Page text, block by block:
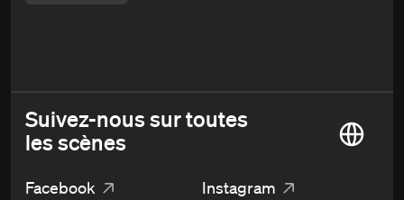
Suivez-nous sur toutes
les scènes
Facebook
Instagram